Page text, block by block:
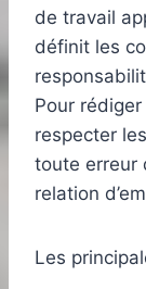
de travail
définit les
Pour
respecter
toute erreur
relation
Les